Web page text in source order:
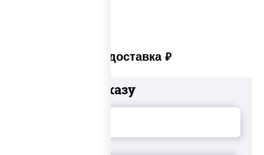
Платная доставка руб
Добавьте к заказу